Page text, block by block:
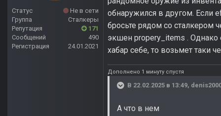
Статус
Не в сети
Группа
Сталкеры
Репутация
171
Сообщений
490
Регистрация
24.01.2021
обнаружился в другом. Если
бросьте рядом со сталкером
экшен propery_items . Однако
хабар себе, то возьмет таки
Дополнено 1 минуту спустя
В 22.02.2025 в 13:49,
А что в нем